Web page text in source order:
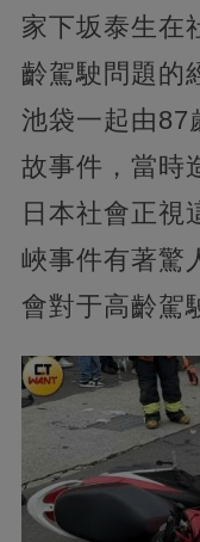
家下坂泰生在
齡駕駛問題的
池袋一起由87
故事件，當時
日本社會正視
峽事件有著驚
會對于高齡駕